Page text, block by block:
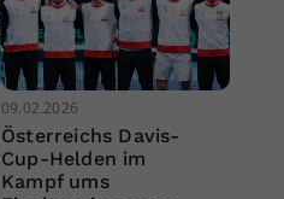
09.02.2026
Österreichs Davis-
Cup-Helden im
Kampf ums